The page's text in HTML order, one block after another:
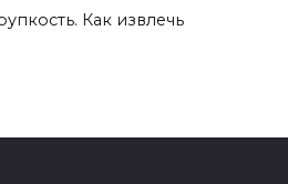
Как извлечь